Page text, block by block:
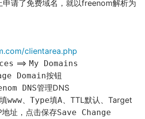
请了免费域名，就以freenom解析为
clientarea.php
==> My Domains
Domain按钮
DNS管理DNS
填www、 Type填A、TTL默认、Target
址，点击保存Save Change